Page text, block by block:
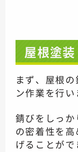
屋根塗
まず、屋根
ン作業を行い
錆びをしっ
の密着性を
げることがで